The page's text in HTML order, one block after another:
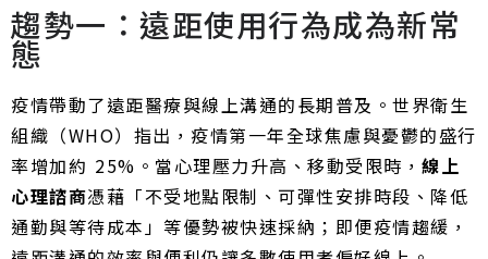
趨勢一：遠距使用行為成為新常
態
疫情帶動了遠距醫療與線上溝通的長期普及。世界衛生
組織（WHO）指出，疫情第一年全球焦慮與憂鬱的盛行
率增加約 25%。當心理壓力升高、移動受限時，線上
心理諮商憑藉「不受地點限制、可彈性安排時段、降低
通勤與等待成本」等優勢被快速採納；即便疫情趨緩，